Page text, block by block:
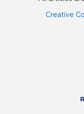
Creative